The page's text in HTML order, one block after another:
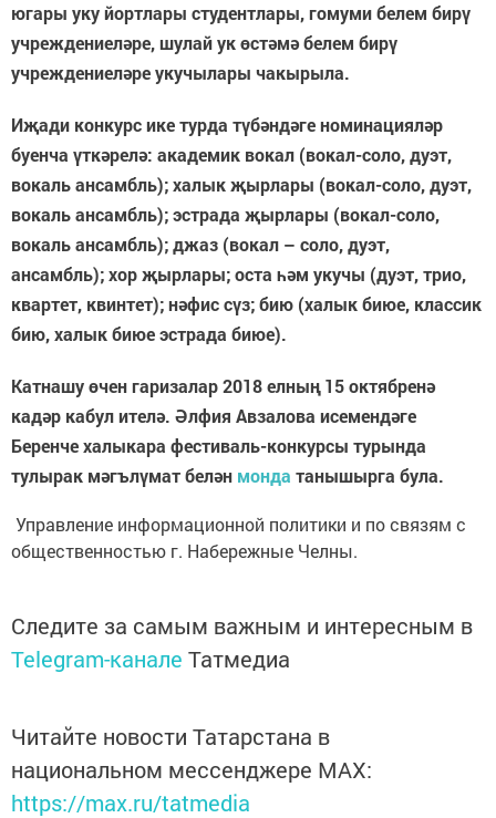
югары уку йортлары студентлары, гомуми белем бирү
учреждениеләре, шулай ук өстәмә белем бирү
учреждениеләре укучылары чакырыла.
Иҗади конкурс ике турда түбәндәге номинацияләр
буенча үткәрелә: академик вокал (вокал-соло, дуэт,
вокаль ансамбль); халык җырлары (вокал-соло, дуэт,
вокаль ансамбль); эстрада җырлары (вокал-соло,
вокаль ансамбль); джаз (вокал – соло, дуэт,
ансамбль); хор җырлары; оста һәм укучы (дуэт, трио,
квартет, квинтет); нәфис сүз; бию (халык биюе, классик
бию, халык биюе эстрада биюе).
Катнашу өчен гаризалар 2018 елның 15 октябренә
кадәр кабул ителә. Әлфия Авзалова исемендәге
Беренче халыкара фестиваль-конкурсы турында
тулырак мәгълүмат белән монда танышырга була.
Управление информационной политики и по связям с
общественностью г. Набережные Челны.
Следите за самым важным и интересным в
Telegram-канале Татмедиа
Читайте новости Татарстана в
национальном мессенджере MАХ:
https://max.ru/tatmedia